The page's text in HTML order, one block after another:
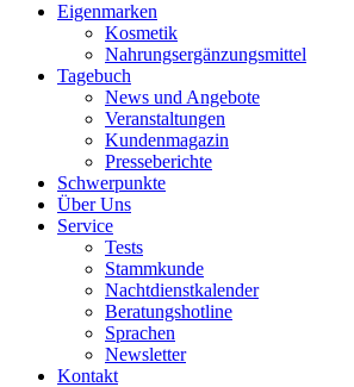
Eigenmarken
Kosmetik
Nahrungsergänzungsmittel
Tagebuch
News und Angebote
Veranstaltungen
Kundenmagazin
Presseberichte
Schwerpunkte
Über Uns
Service
Tests
Stammkunde
Nachtdienstkalender
Beratungshotline
Sprachen
Newsletter
Kontakt